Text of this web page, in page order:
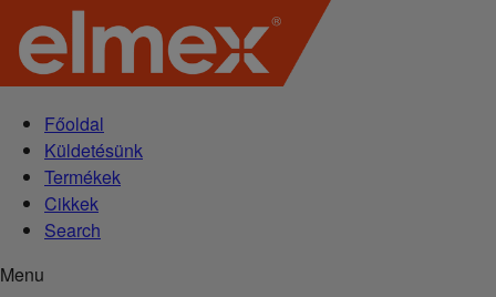
Főoldal
Küldetésünk
Termékek
Cikkek
Search
Menu